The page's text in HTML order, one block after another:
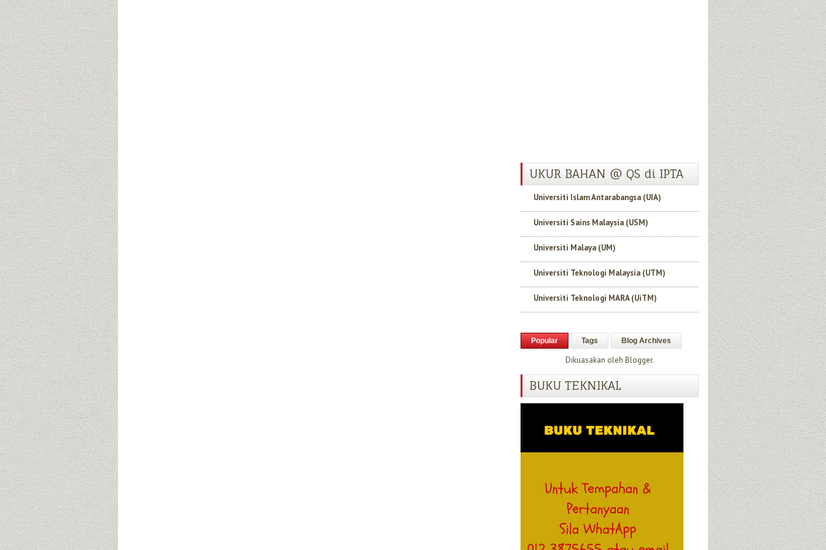
UKUR BAHAN @ QS di IPTA
Universiti Islam Antarabangsa (UIA)
Universiti Sains Malaysia (USM)
Universiti Malaya (UM)
Universiti Teknologi Malaysia (UTM)
Universiti Teknologi MARA (UiTM)
Popular Tags Blog Archives
Dikuasakan oleh Blogger.
BUKU TEKNIKAL